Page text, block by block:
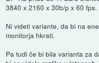
3840 x 2160 x 30b/p x 60 fps.
Ni videti variante, da bi na
monitorja hkrati.
Pa tudi če bi bila varianta za